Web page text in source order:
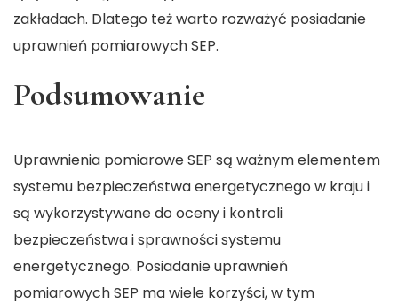
zakładach. Dlatego też warto rozważyć posiadanie
uprawnień pomiarowych SEP.
Podsumowanie
Uprawnienia pomiarowe SEP są ważnym elementem
systemu bezpieczeństwa energetycznego w kraju i
są wykorzystywane do oceny i kontroli
bezpieczeństwa i sprawności systemu
energetycznego. Posiadanie uprawnień
pomiarowych SEP ma wiele korzyści, w tym